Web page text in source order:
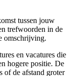
tussen jouw
trefwoorden in de
omschrijving.
en vacatures die
hogere positie. De
of de afstand groter